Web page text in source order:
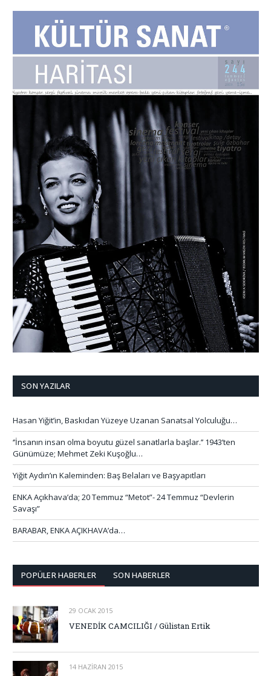
SON YAZILAR
Hasan Yiğit’in, Baskıdan Yüzeye Uzanan Sanatsal Yolculuğu…
‘’İnsanın insan olma boyutu güzel sanatlarla başlar.’’ 1943’ten
Günümüze; Mehmet Zeki Kuşoğlu…
Yiğit Aydın’ın Kaleminden: Baş Belaları ve Başyapıtları
ENKA Açıkhava’da; 20 Temmuz “Metot”- 24 Temmuz “Devlerin
Savaşı”
BARABAR, ENKA AÇIKHAVA’da…
POPÜLER HABERLER SON HABERLER
29 OCAK 2015
VENEDİK CAMCILIĞI / Gülistan Ertik
14 HAZIRAN 2015